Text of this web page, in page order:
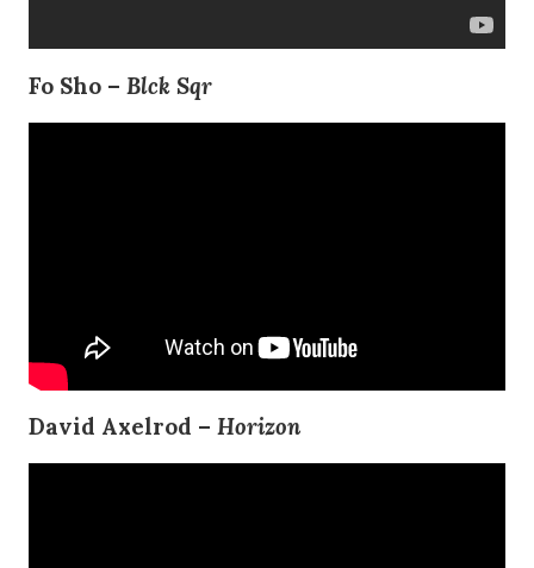
Fo Sho – Blck Sqr
David Axelrod – Horizon